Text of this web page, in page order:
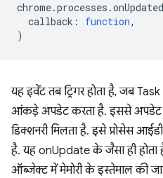
chrome.processes .
callback : function,
)
यह इवेंट तब ट्रिगर होता है, जब
आंकड़े अपडेट करता है. इससे अपडेट
डिक्शनरी मिलता है. इसे प्रोसेस
है. यह onUpdate के जैसा ही होता
ऑब्जेक्ट में मेमोरी के इस्तेमाल की